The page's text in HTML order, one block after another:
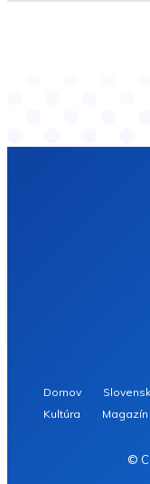
Domov
Kultúra
Magazín
©